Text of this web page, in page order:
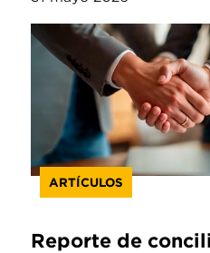
ARTÍCULOS
Reporte de